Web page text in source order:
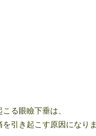
る眼瞼下垂は、
引き起こす原因になりま